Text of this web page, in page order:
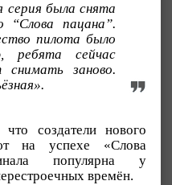
серия была снята
“Слова пацана”.
пилота было
сейчас
снимать заново.
создатели нового
на успехе «Слова
популярна у
времён.